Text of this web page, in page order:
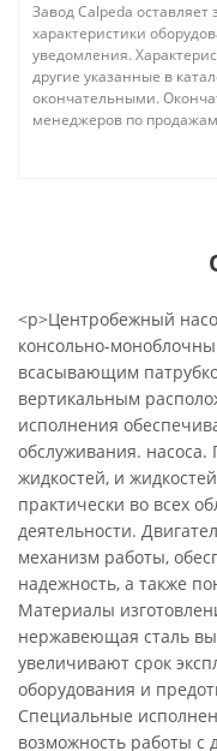
Завод Calpeda
характеристики
уведомления.
другие указанные в
окончательными.
менеджеров по
<p>Центробежный
консольно-
всасывающим
вертикальным
исполнения
обслуживания. насоса.
жидкостей, и
практически во всех
деятельности.
механизм работы,
надежность, а также
Материалы
нержавеющая сталь
увеличивают срок
оборудования и
Специальные
возможность работы с